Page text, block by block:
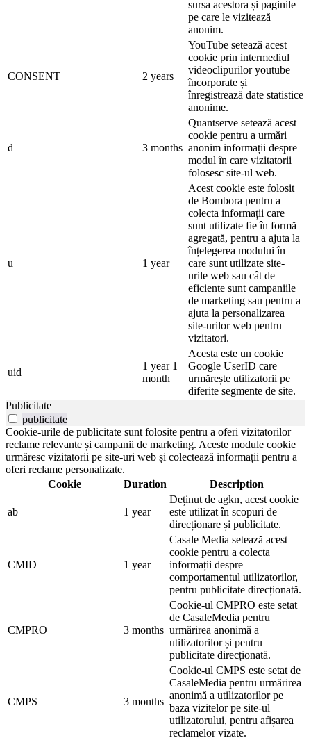
sursa acestora și paginile
pe care le vizitează
anonim.
CONSENT 2 years
YouTube setează acest
cookie prin intermediul
videoclipurilor youtube
încorporate și
înregistrează date statistice
anonime.
d 3 months
Quantserve setează acest
cookie pentru a urmări
anonim informații despre
modul în care vizitatorii
folosesc site-ul web.
u 1 year
Acest cookie este folosit
de Bombora pentru a
colecta informații care
sunt utilizate fie în formă
agregată, pentru a ajuta la
înțelegerea modului în
care sunt utilizate site-
urile web sau cât de
eficiente sunt campaniile
de marketing sau pentru a
ajuta la personalizarea
site-urilor web pentru
vizitatori.
uid
1 year 1
month
Acesta este un cookie
Google UserID care
urmărește utilizatorii pe
diferite segmente de site.
Publicitate
publicitate
Cookie-urile de publicitate sunt folosite pentru a oferi vizitatorilor
reclame relevante și campanii de marketing. Aceste module cookie
urmăresc vizitatorii pe site-uri web și colectează informații pentru a
oferi reclame personalizate.
Cookie
Duration Description
ab 1 year
Deținut de agkn, acest cookie
este utilizat în scopuri de
direcționare și publicitate.
CMID 1 year
Casale Media setează acest
cookie pentru a colecta
informații despre
comportamentul utilizatorilor,
pentru publicitate direcționată.
CMPRO 3 months
Cookie-ul CMPRO este setat
de CasaleMedia pentru
urmărirea anonimă a
utilizatorilor și pentru
publicitate direcționată.
CMPS 3 months
Cookie-ul CMPS este setat de
CasaleMedia pentru urmărirea
anonimă a utilizatorilor pe
baza vizitelor pe site-ul
utilizatorului, pentru afișarea
reclamelor vizate.